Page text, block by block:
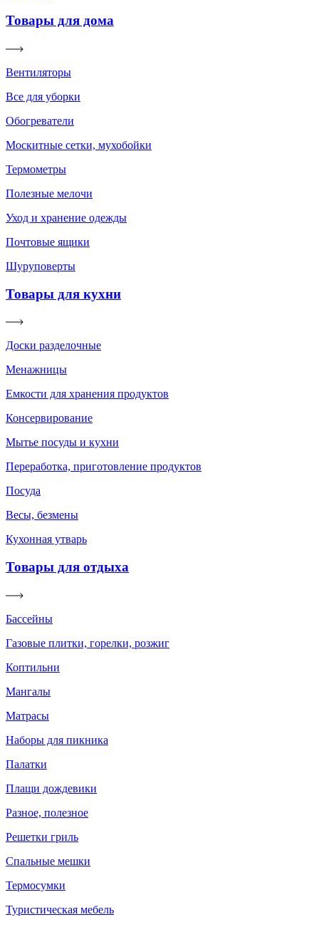
Товары для дома
Вентиляторы
Все для уборки
Обогреватели
Москитные сетки, мухобойки
Термометры
Полезные мелочи
Уход и хранение одежды
Почтовые ящики
Шуруповерты
Товары для кухни
Доски разделочные
Менажницы
Емкости для хранения продуктов
Консервирование
Мытье посуды и кухни
Переработка, приготовление продуктов
Посуда
Весы, безмены
Кухонная утварь
Товары для отдыха
Бассейны
Газовые плитки, горелки, розжиг
Коптильни
Мангалы
Матрасы
Наборы для пикника
Палатки
Плащи дождевики
Разное, полезное
Решетки гриль
Спальные мешки
Термосумки
Туристическая мебель